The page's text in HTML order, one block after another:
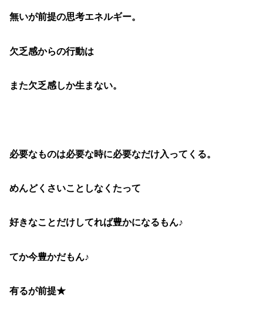
無いが前提の思考エネルギー。
欠乏感からの行動は
また欠乏感しか生まない。
必要なものは必要な時に必要なだけ入ってくる。
めんどくさいことしなくたって
好きなことだけしてれば豊かになるもん♪
てか今豊かだもん♪
有るが前提★